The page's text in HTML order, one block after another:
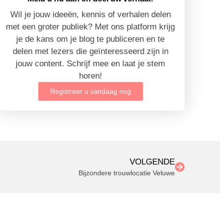
Wil je jouw ideeën, kennis of verhalen delen
met een groter publiek? Met ons platform krijg
je de kans om je blog te publiceren en te
delen met lezers die geïnteresseerd zijn in
jouw content. Schrijf mee en laat je stem
horen!
Registreer u vandaag nog
VOLGENDE
Bijzondere trouwlocatie Veluwe